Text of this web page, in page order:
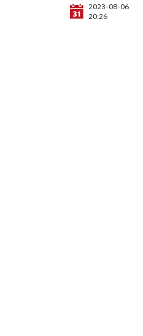
2023-08-06
20:26